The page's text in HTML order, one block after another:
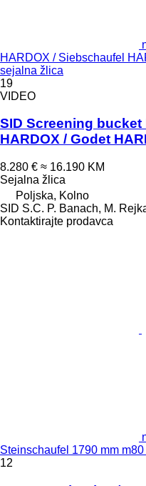
HARDOX / Siebschaufel
sejalna žlica
19
VIDEO
SID Screening bucket
HARDOX / Godet
8.280 € ≈ 16.190 KM
Sejalna žlica
Poljska, Kolno
SID S.C. P. Banach, M.
Kontaktirajte prodavca
Steinschaufel 1790 mm
12